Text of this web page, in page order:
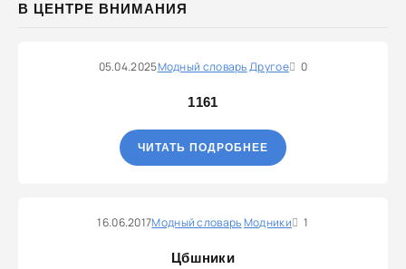
В ЦЕНТРЕ ВНИМАНИЯ
05.04.2025Модный словарьДругое 0
1161
ЧИТАТЬ ПОДРОБНЕЕ
16.06.2017Модный словарьМодники 1
Цбшники